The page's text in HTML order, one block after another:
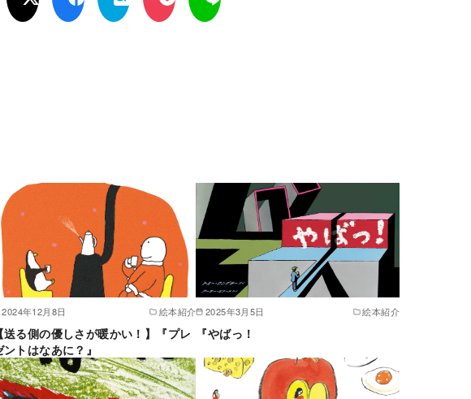
2024年12月8日 絵本紹介
【送る側の優しさが暖かい！】『プレ
ントはなあに？』
2025年3月5日 絵本紹介
『やばっ！